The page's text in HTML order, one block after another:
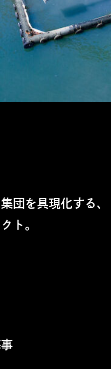
団を具現化する、
ト。